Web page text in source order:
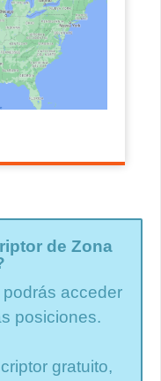
de Zona
acceder
posiciones.
gratuito,